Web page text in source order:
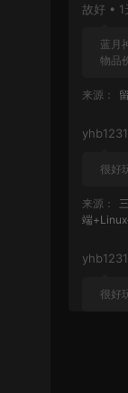
故好 • 1
蓝月
物品
来源：
很好
来源：
端
很好